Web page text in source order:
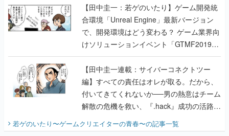
【田中圭一：若ゲのいたり】ゲーム開発統
合環境「Unreal Engine」最新バージョン
で、開発環境はどう変わる？ ゲーム業界向
けソリューションイベント「GTMF2019」
に行って、より理解を深めよう【PR】
【田中圭一連載：サイバーコネクトツー
編】すべての責任はオレが取る。だから、
付いてきてくれないか──男の熱意はチーム
解散の危機を救い、『.hack』成功の活路を
『少年ジャンプ』色だった【若ゲのいた
若ゲのいたり〜ゲームクリエイターの青春〜の記事一覧